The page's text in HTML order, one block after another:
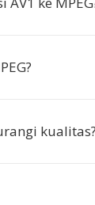
kualitas?